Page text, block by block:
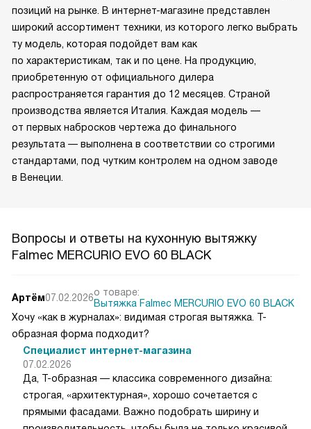
позиций на рынке. В интернет-магазине представлен
широкий ассортимент техники, из которого легко выбрать
ту модель, которая подойдет вам как
по характеристикам, так и по цене. На продукцию,
приобретенную от официального дилера
распространяется гарантия до 12 месяцев. Страной
производства является Италия. Каждая модель —
от первых набросков чертежа до финального
результата — выполнена в соответствии со строгими
стандартами, под чутким контролем на одном заводе
в Венеции.
Вопросы и ответы на кухонную вытяжку
Falmec MERCURIO EVO 60 BLACK
Артём07.02.2026о товаре:
Вытяжка Falmec MERCURIO EVO 60 BLACK
Хочу «как в журналах»: видимая строгая вытяжка. Т-
образная форма подходит?
Специалист интернет-магазина
07.02.2026
Да, Т-образная — классика современного дизайна:
строгая, «архитектурная», хорошо сочетается с
прямыми фасадами. Важно подобрать ширину и